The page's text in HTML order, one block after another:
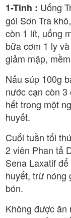
1-Tinh : Uống
gói Sơn Tra
còn 1 lít, uống
bữa cơm 1 ly
giảm mập,
Nấu súp 100g
nước cạn còn 3
hết trong một
huyết.
Cuối tuần tối
2 viên Phan tả
Sena Laxatif
huyết, trừ nóng
bón.
Không được ăn